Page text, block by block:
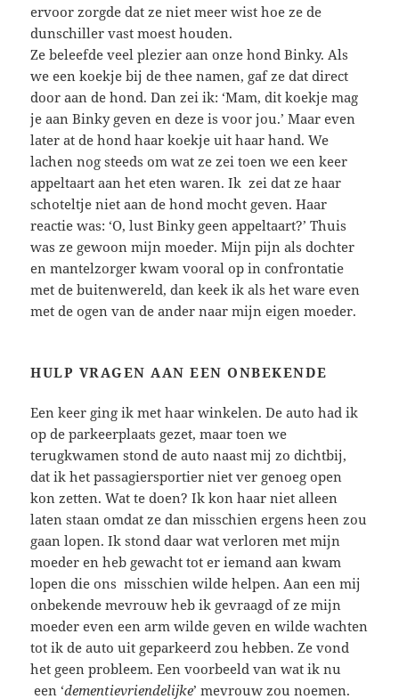
ervoor zorgde dat ze niet meer wist hoe ze de
dunschiller vast moest houden.
Ze beleefde veel plezier aan onze hond Binky. Als
we een koekje bij de thee namen, gaf ze dat direct
door aan de hond. Dan zei ik: ‘Mam, dit koekje mag
je aan Binky geven en deze is voor jou.’ Maar even
later at de hond haar koekje uit haar hand. We
lachen nog steeds om wat ze zei toen we een keer
appeltaart aan het eten waren. Ik zei dat ze haar
schoteltje niet aan de hond mocht geven. Haar
reactie was: ‘O, lust Binky geen appeltaart?’ Thuis
was ze gewoon mijn moeder. Mijn pijn als dochter
en mantelzorger kwam vooral op in confrontatie
met de buitenwereld, dan keek ik als het ware even
met de ogen van de ander naar mijn eigen moeder.
HULP VRAGEN AAN EEN ONBEKENDE
Een keer ging ik met haar winkelen. De auto had ik
op de parkeerplaats gezet, maar toen we
terugkwamen stond de auto naast mij zo dichtbij,
dat ik het passagiersportier niet ver genoeg open
kon zetten. Wat te doen? Ik kon haar niet alleen
laten staan omdat ze dan misschien ergens heen zou
gaan lopen. Ik stond daar wat verloren met mijn
moeder en heb gewacht tot er iemand aan kwam
lopen die ons misschien wilde helpen. Aan een mij
onbekende mevrouw heb ik gevraagd of ze mijn
moeder even een arm wilde geven en wilde wachten
tot ik de auto uit geparkeerd zou hebben. Ze vond
het geen probleem. Een voorbeeld van wat ik nu
een ‘dementievriendelijke’ mevrouw zou noemen.